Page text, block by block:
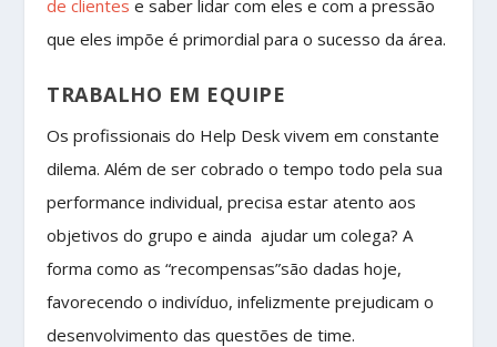
de clientes e saber lidar com eles e com a pressão
que eles impõe é primordial para o sucesso da área.
TRABALHO EM EQUIPE
Os profissionais do Help Desk vivem em constante
dilema. Além de ser cobrado o tempo todo pela sua
performance individual, precisa estar atento aos
objetivos do grupo e ainda ajudar um colega? A
forma como as “recompensas”são dadas hoje,
favorecendo o indivíduo, infelizmente prejudicam o
desenvolvimento das questões de time.